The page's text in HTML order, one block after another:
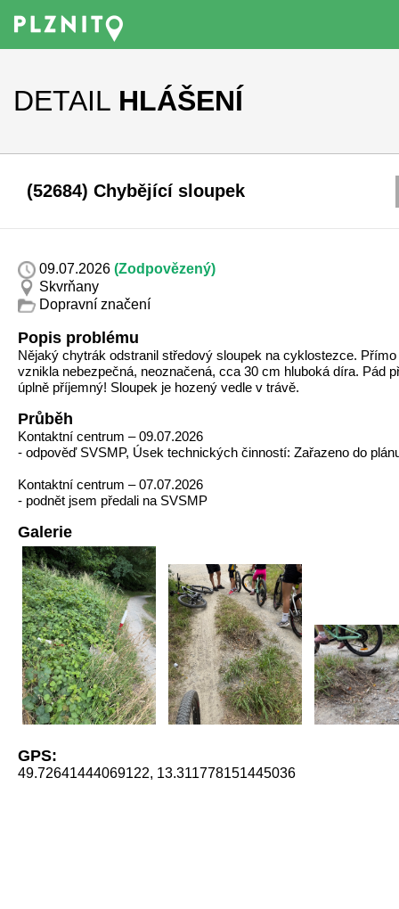
DETAIL HLÁŠENÍ
(52684) Chybějící sloupek
09.07.2026 (Zodpovězený)
Skvrňany
Dopravní značení
Popis problému
Nějaký chytrák odstranil středový sloupek na cyklostezce.
vznikla nebezpečná, neoznačená, cca 30 cm hluboká díra. Pád
úplně příjemný! Sloupek je hozený vedle v trávě.
Průběh
Kontaktní centrum – 09.07.2026
- odpověď SVSMP, Úsek technických činností: Zařazeno do
Kontaktní centrum – 07.07.2026
- podnět jsem předali na SVSMP
Galerie
GPS:
49.72641444069122, 13.311778151445036